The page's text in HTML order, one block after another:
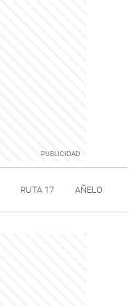
RUTA 17 AÑELO